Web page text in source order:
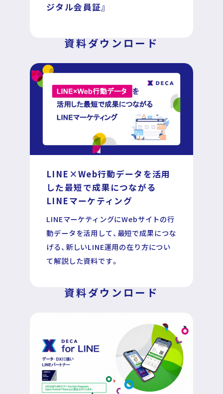
DECA for Instagram
マーケGAI
DECA Training
デジタル・DX人材育成 支援
採用情報
運営企業
個人情報保護方針
プライバシーポリシー
ジタル会員証』
資料ダウンロード
LINE×Web行動データを活用
した最短で成果につながる
LINEマーケティング
LINEマーケティングにWebサイトの行
動データを活用して、最短で成果につな
げる、新しいLINE運用の在り方につい
て解説した資料です。
資料ダウンロード